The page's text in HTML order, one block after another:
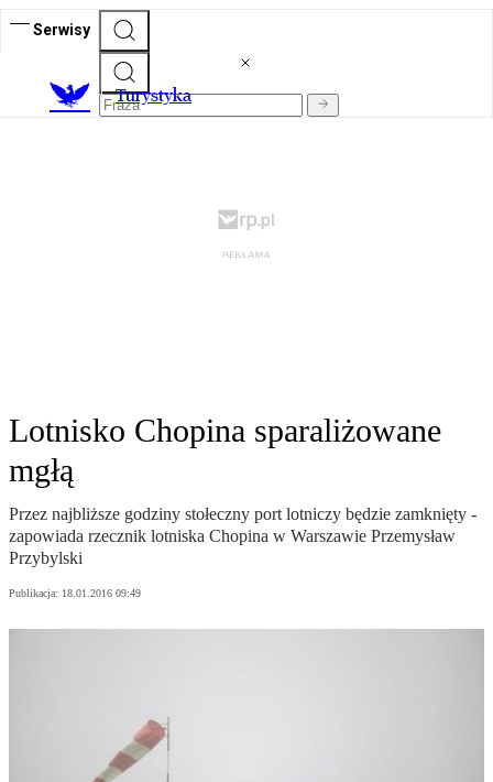
Serwisy
Turystyka
Lotnisko Chopina sparaliżowane
mgłą
Przez najbliższe godziny stołeczny port lotniczy będzie zamknięty -
zapowiada rzecznik lotniska Chopina w Warszawie Przemysław
Przybylski
Publikacja: 18.01.2016 09:49